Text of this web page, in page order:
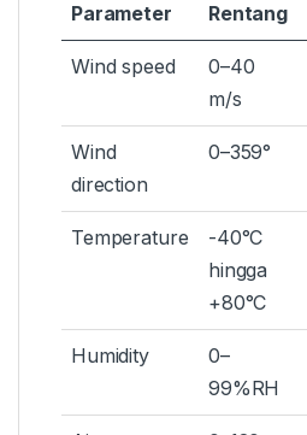
Parameter Rentang
Wind speed
0–40
m/s
Wind
direction
0–359°
Temperature
-40°C
hingga
+80°C
Humidity
0–
99%RH